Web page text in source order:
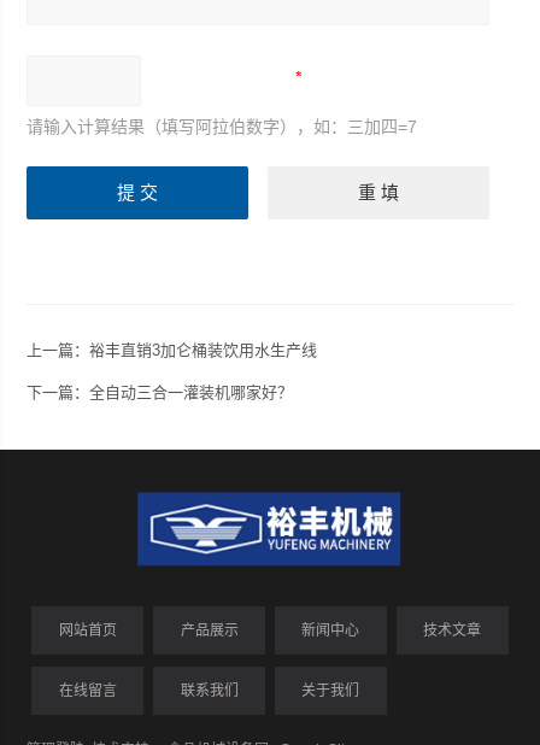
请输入计算结果（填写阿拉伯数字），如：三加四=7
上一篇：裕丰直销3加仑桶装饮用水生产线
下一篇：全自动三合一灌装机哪家好？
网站首页 产品展示 新闻中心 技术文章
在线留言 联系我们 关于我们